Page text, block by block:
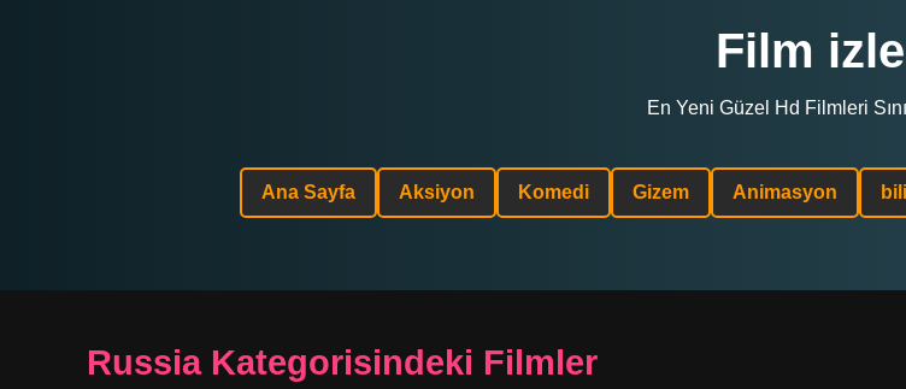
Film izle
En Yeni Güzel Hd Filmleri
Ana Sayfa Aksiyon Komedi Gizem Animasyon
Russia Kategorisindeki Filmler